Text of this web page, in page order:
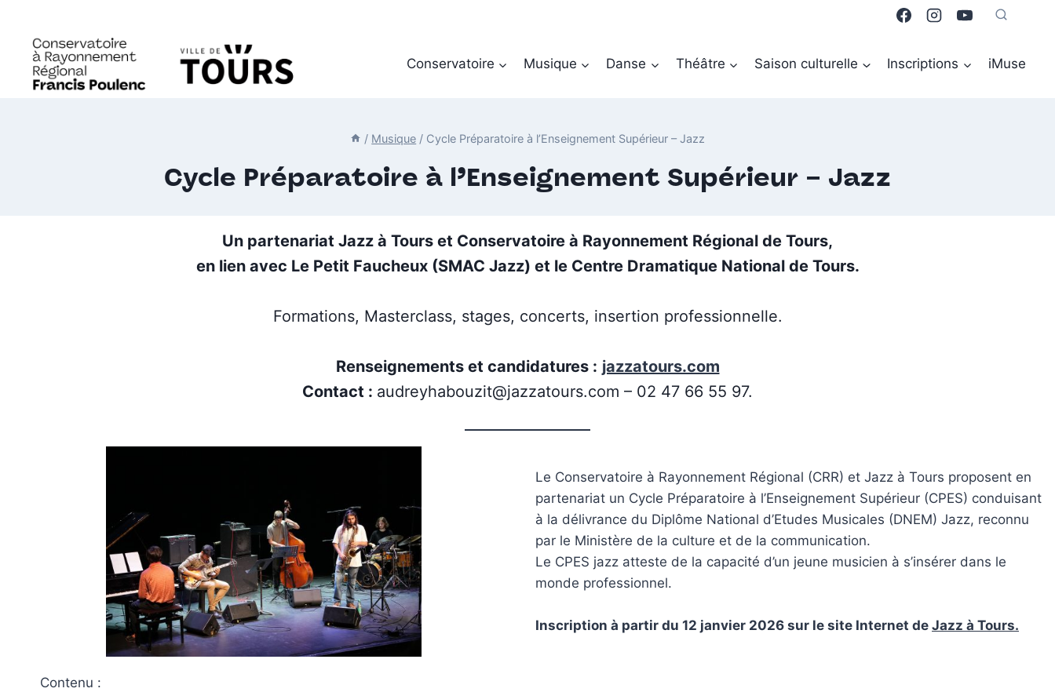
contenu
Conservatoire Musique Danse Théâtre Saison culturelle Inscriptions iMuse
/ Musique / Cycle Préparatoire à l’Enseignement Supérieur – Jazz
Cycle Préparatoire à l’Enseignement Supérieur – Jazz
Un partenariat Jazz à Tours et Conservatoire à Rayonnement Régional de Tours,
en lien avec Le Petit Faucheux (SMAC Jazz) et le Centre Dramatique National de Tours.
Formations, Masterclass, stages, concerts, insertion professionnelle.
Renseignements et candidatures : jazzatours.com
Contact : audreyhabouzit@jazzatours.com – 02 47 66 55 97.
Le Conservatoire à Rayonnement Régional (CRR) et Jazz à Tours proposent en
partenariat un Cycle Préparatoire à l’Enseignement Supérieur (CPES) conduisant
à la délivrance du Diplôme National d’Etudes Musicales (DNEM) Jazz, reconnu
par le Ministère de la culture et de la communication.
Le CPES jazz atteste de la capacité d’un jeune musicien à s’insérer dans le
monde professionnel.
Inscription à partir du 12 janvier 2026 sur le site Internet de Jazz à Tours.
Contenu :